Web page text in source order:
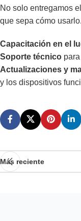
No solo entregamos
que sepa cómo
Capacitación en el
Soporte técnico
Actualizaciones y
y los dispositivos
Más reciente